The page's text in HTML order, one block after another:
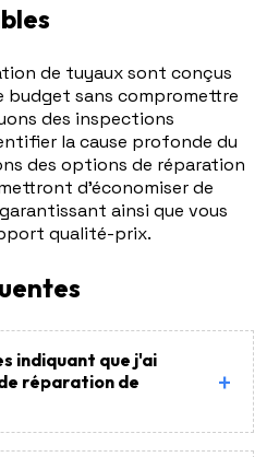
de tuyaux sont conçus
budget sans compromettre
des inspections
la cause profonde du
des options de réparation
d'économiser de
ainsi que vous
qualité-prix.
indiquant que j'ai
réparation de